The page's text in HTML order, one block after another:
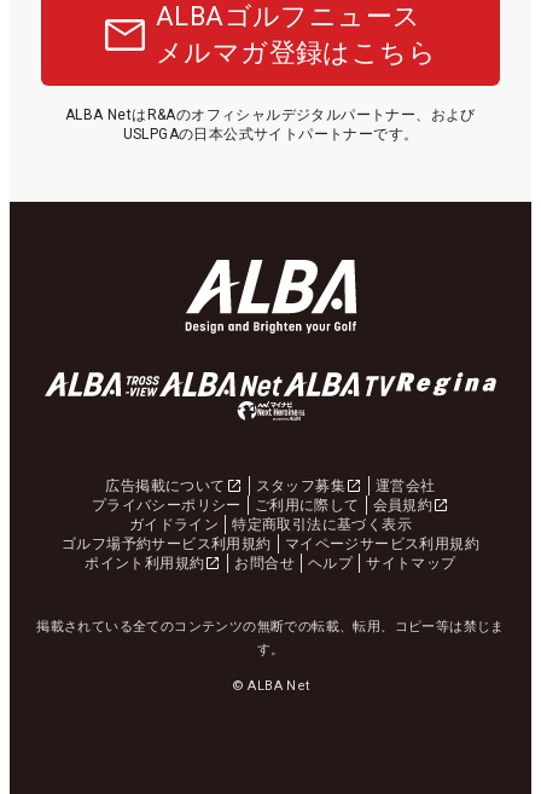
ALBAゴルフニュース
メルマガ登録はこちら
ALBA NetはR&Aのオフィシャルデジタルパートナー、および
USLPGAの日本公式サイトパートナーです。
広告掲載について スタッフ募集
運営会社
プライバシーポリシー
ご利用に際して
会員規約
ガイドライン
特定商取引法に基づく表示
ゴルフ場予約サービス利用規約
マイページサービス利用規約
ポイント利用規約
お問合せ ヘルプ サイトマップ
掲載されている全てのコンテンツの無断での転載、転用、コピー等は禁じま
す。
© ALBA Net